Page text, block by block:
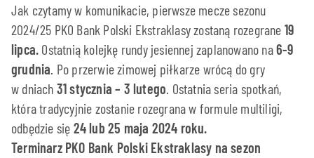
Jak czytamy w komunikacie, pierwsze mecze sezonu
2024/25 PKO Bank Polski Ekstraklasy zostaną rozegrane 19
lipca. Ostatnią kolejkę rundy jesiennej zaplanowano na6-9
grudnia. Po przerwie zimowej piłkarze wrócą do gry
w dniach 31 stycznia – 3 lutego. Ostatnia seria spotkań,
która tradycyjnie zostanie rozegrana w formule multiligi,
odbędzie się 24 lub 25 maja 2024 roku.
Terminarz PKO Bank Polski Ekstraklasy na sezon